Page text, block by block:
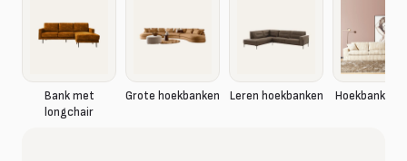
Bank met
longchair
Grote hoekbanken Leren hoekbanken Hoekbank